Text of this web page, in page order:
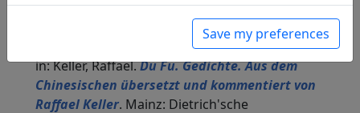
15 of the German version which match the second
(1970–): Von Li Bai geträumt II
in: Keller, Raffael.Du Fu. Gedichte. Aus dem
Chinesischen übersetzt und kommentiert von
Raffael Keller. Mainz: Dietrich'sche
Save my preferences